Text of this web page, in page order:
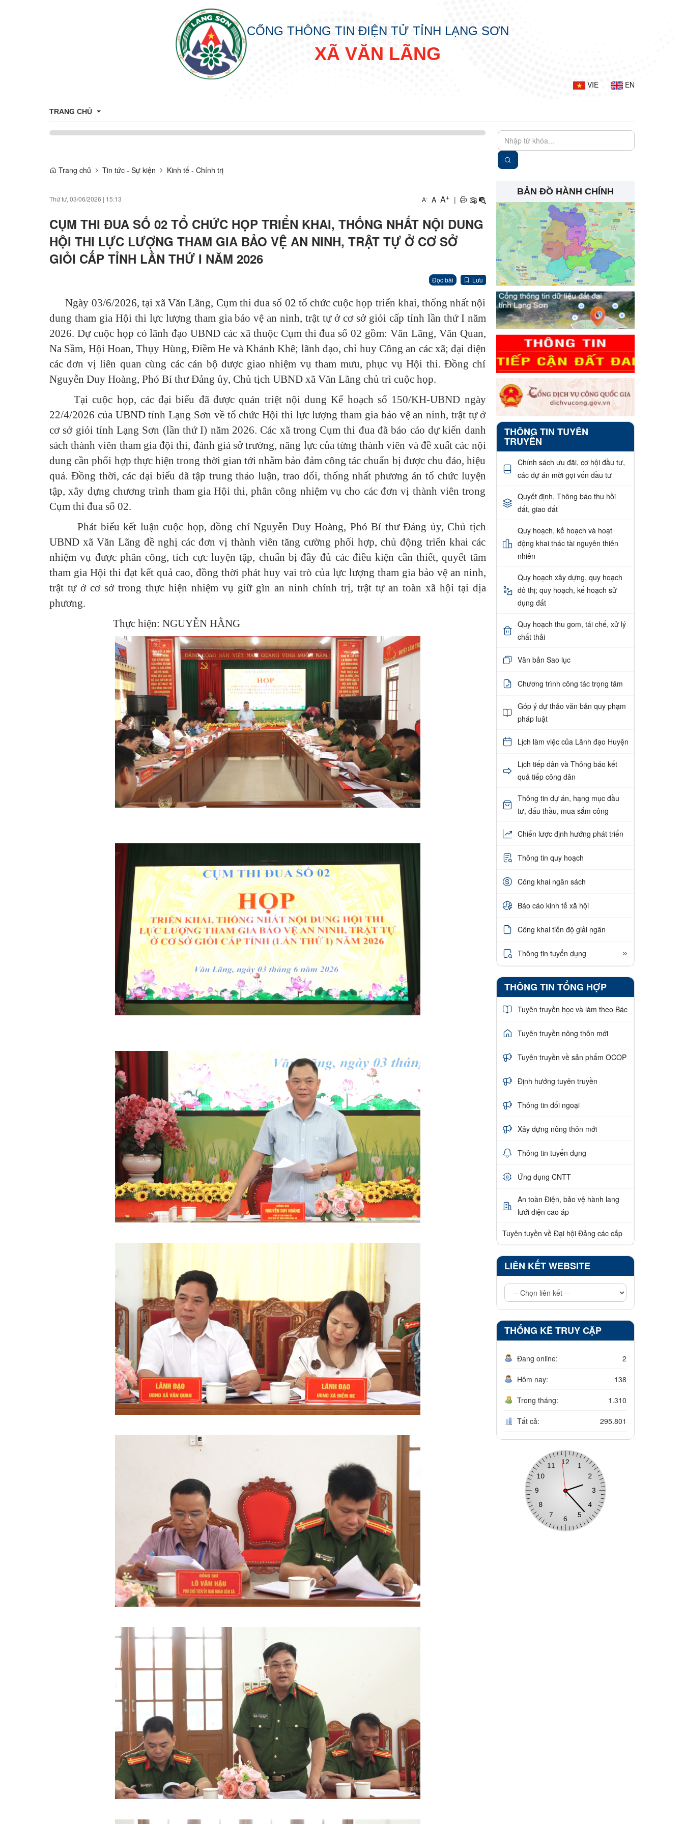
CỔNG THÔNG TIN ĐIỆN TỬ TỈNH LẠNG SƠN
XÃ VĂN LÃNG
VIE EN
TRANG CHỦ
THỦ TỤC HÀNH CHÍNH
CÔNG KHAI DANH MỤC THỦ TỤC HÀNH CHÍNH CẤP XÃ
Trang chủ Tin tức - Sự kiện Kinh tế - Chính trị
Thứ tư, 03/06/2026 | 15:13 A- A A+ |
CỤM THI ĐUA SỐ 02 TỔ CHỨC HỌP TRIỂN KHAI, THỐNG NHẤT NỘI DUNG
HỘI THI LỰC LƯỢNG THAM GIA BẢO VỆ AN NINH, TRẬT TỰ Ở CƠ SỞ
GIỎI CẤP TỈNH LẦN THỨ I NĂM 2026
Đọc bài Lưu
Ngày 03/6/2026, tại xã Văn Lãng, Cụm thi đua số 02 tổ chức cuộc họp triển khai, thống nhất nội
dung tham gia Hội thi lực lượng tham gia bảo vệ an ninh, trật tự ở cơ sở giỏi cấp tỉnh lần thứ I năm
2026. Dự cuộc họp có lãnh đạo UBND các xã thuộc Cụm thi đua số 02 gồm: Văn Lãng, Văn Quan,
Na Sầm, Hội Hoan, Thụy Hùng, Điềm He và Khánh Khê; lãnh đạo, chỉ huy Công an các xã; đại diện
các đơn vị liên quan cùng các cán bộ được giao nhiệm vụ tham mưu, phục vụ Hội thi. Đồng chí
Nguyễn Duy Hoàng, Phó Bí thư Đảng ủy, Chủ tịch UBND xã Văn Lãng chủ trì cuộc họp.
Tại cuộc họp, các đại biểu đã được quán triệt nội dung Kế hoạch số 150/KH-UBND ngày
22/4/2026 của UBND tỉnh Lạng Sơn về tổ chức Hội thi lực lượng tham gia bảo vệ an ninh, trật tự ở
cơ sở giỏi tỉnh Lạng Sơn (lần thứ I) năm 2026. Các xã trong Cụm thi đua đã báo cáo dự kiến danh
sách thành viên tham gia đội thi, đánh giá sở trường, năng lực của từng thành viên và đề xuất các nội
dung cần phối hợp thực hiện trong thời gian tới nhằm bảo đảm công tác chuẩn bị được chu đáo, hiệu
quả. Đồng thời, các đại biểu đã tập trung thảo luận, trao đổi, thống nhất phương án tổ chức luyện
tập, xây dựng chương trình tham gia Hội thi, phân công nhiệm vụ cho các đơn vị thành viên trong
Cụm thi đua số 02.
Phát biểu kết luận cuộc họp, đồng chí Nguyễn Duy Hoàng, Phó Bí thư Đảng ủy, Chủ tịch
UBND xã Văn Lãng đề nghị các đơn vị thành viên tăng cường phối hợp, chủ động triển khai các
nhiệm vụ được phân công, tích cực luyện tập, chuẩn bị đầy đủ các điều kiện cần thiết, quyết tâm
tham gia Hội thi đạt kết quả cao, đồng thời phát huy vai trò của lực lượng tham gia bảo vệ an ninh,
trật tự ở cơ sở trong thực hiện nhiệm vụ giữ gìn an ninh chính trị, trật tự an toàn xã hội tại địa
phương.
Thực hiện: NGUYỄN HẰNG
BẢN ĐỒ HÀNH CHÍNH
THÔNG TIN TUYÊN
TRUYỀN
Chính sách ưu đãi, cơ hội đầu tư,
các dự án mời gọi vốn đầu tư
Quyết định, Thông báo thu hồi
đất, giao đất
Quy hoạch, kế hoạch và hoạt
động khai thác tài nguyên thiên
nhiên
Quy hoạch xây dựng, quy hoạch
đô thị; quy hoạch, kế hoạch sử
dụng đất
Quy hoạch thu gom, tái chế, xử lý
chất thải
Văn bản Sao lục
Chương trình công tác trọng tâm
Góp ý dự thảo văn bản quy phạm
pháp luật
Lịch làm việc của Lãnh đạo Huyện
Lịch tiếp dân và Thông báo kết
quả tiếp công dân
Thông tin dự án, hạng mục đầu
tư, đấu thầu, mua sắm công
Chiến lược định hướng phát triển
Thông tin quy hoạch
Công khai ngân sách
Báo cáo kinh tế xã hội
Công khai tiến độ giải ngân
Thông tin tuyển dụng
THÔNG TIN TỔNG HỢP
Tuyên truyền học và làm theo Bác
Tuyên truyền nông thôn mới
Tuyên truyền về sản phẩm OCOP
Định hướng tuyên truyền
Thông tin đối ngoại
Xây dựng nông thôn mới
Thông tin tuyển dụng
Ứng dụng CNTT
An toàn Điện, bảo vệ hành lang
lưới điện cao áp
Tuyên tuyền về Đại hội Đảng các cấp
LIÊN KẾT WEBSITE
THỐNG KÊ TRUY CẬP
Đang online: 2
Hôm nay: 138
Trong tháng: 1.310
Tất cả: 295.801